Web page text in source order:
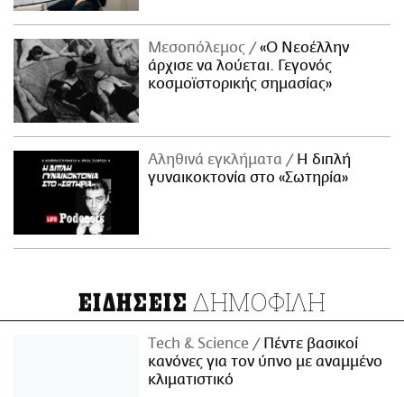
Μεσοπόλεμος
«Ο Νεοέλλην
άρχισε να λούεται. Γεγονός
κοσμοϊστορικής σημασίας»
Αληθινά εγκλήματα
Η διπλή
γυναικοκτονία στο «Σωτηρία»
ΕΙΔΗΣΕΙΣ ΔΗΜΟΦΙΛΗ
Τech & Science
Πέντε βασικοί
κανόνες για τον ύπνο με αναμμένο
κλιματιστικό